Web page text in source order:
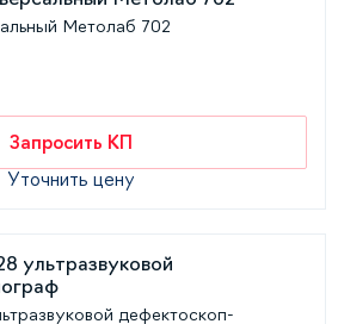
Метолаб 702
Запросить КП
Уточнить цену
дефектоскоп-